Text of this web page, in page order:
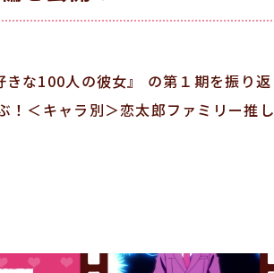
な100人の彼女』 の第１期を振り返
！＜キャラ別＞恋太郎ファミリー推し